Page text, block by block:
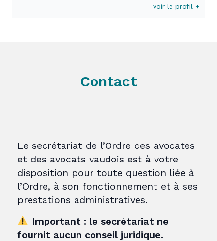
voir le profil +
Contact
Le secrétariat de l’Ordre des avocates
et des avocats vaudois est à votre
disposition pour toute question liée à
l’Ordre, à son fonctionnement et à ses
prestations administratives.
Important : le secrétariat ne
fournit aucun conseil juridique.